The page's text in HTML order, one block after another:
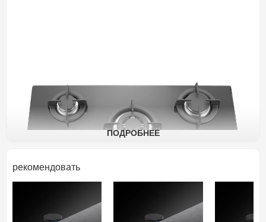
ПОДРОБНЕЕ
рекомендовать